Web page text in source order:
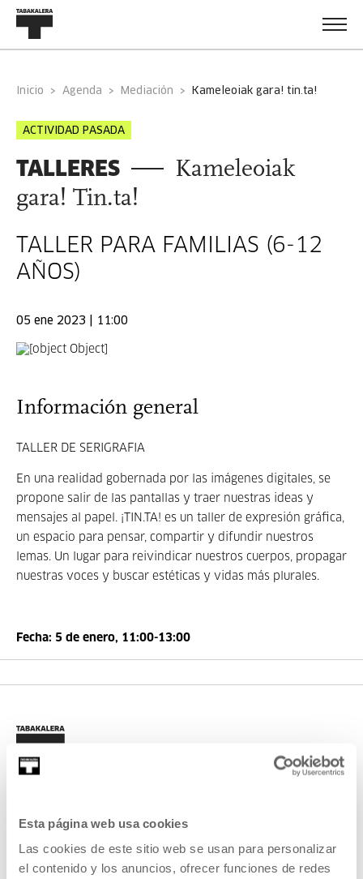
Esta página web usa cookies
Las cookies de este sitio web se usan para personalizar
el contenido y los anuncios, ofrecer funciones de redes
Inicio Agenda Mediación kameleoiak gara! tin.ta!
ACTIVIDAD PASADA
TALLERES
Kameleoiak
gara! Tin.ta!
TALLER PARA FAMILIAS (6-12
AÑOS)
05 ene 2023 | 11:00
Información general
TALLER DE SERIGRAFIA
En una realidad gobernada por las imágenes digitales, se
propone salir de las pantallas y traer nuestras ideas y
mensajes al papel. ¡TIN.TA! es un taller de expresión gráfica,
un espacio para pensar, compartir y difundir nuestros
lemas. Un lugar para reivindicar nuestros cuerpos, propagar
nuestras voces y buscar estéticas y vidas más plurales.
Fecha: 5 de enero, 11:00-13:00
AGENDA